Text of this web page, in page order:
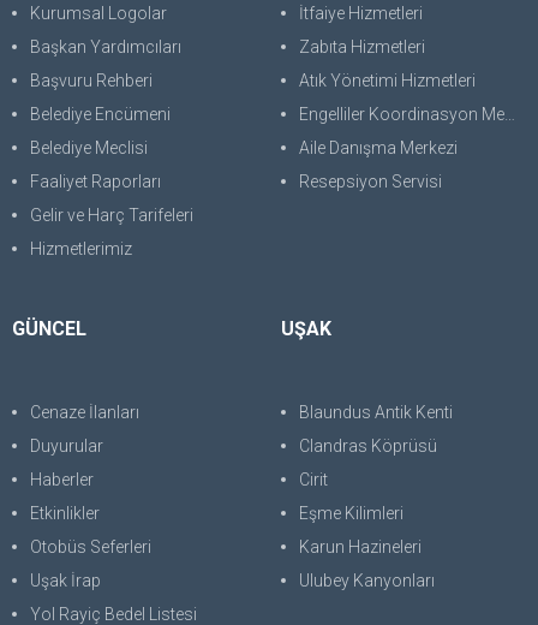
Kurumsal Logolar
Başkan Yardımcıları
Başvuru Rehberi
Belediye Encümeni
Belediye Meclisi
Faaliyet Raporları
Gelir ve Harç Tarifeleri
Hizmetlerimiz
İtfaiye Hizmetleri
Zabıta Hizmetleri
Atık Yönetimi Hizmetleri
Engelliler Koordinasyon Merkezi
Aile Danışma Merkezi
Resepsiyon Servisi
GÜNCEL
Cenaze İlanları
Duyurular
Haberler
Etkinlikler
Otobüs Seferleri
Uşak İrap
Yol Rayiç Bedel Listesi
UŞAK
Blaundus Antik Kenti
Clandras Köprüsü
Cirit
Eşme Kilimleri
Karun Hazineleri
Ulubey Kanyonları